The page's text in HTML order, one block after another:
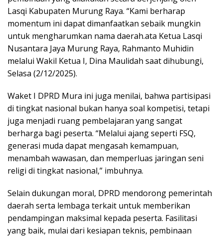
Lasqi Kabupaten Murung Raya. “Kami berharap
momentum ini dapat dimanfaatkan sebaik mungkin
untuk mengharumkan nama daerah.ata Ketua Lasqi
Nusantara Jaya Murung Raya, Rahmanto Muhidin
melalui Wakil Ketua I, Dina Maulidah saat dihubungi,
Selasa (2/12/2025).
Waket I DPRD Mura ini juga menilai, bahwa partisipasi
di tingkat nasional bukan hanya soal kompetisi, tetapi
juga menjadi ruang pembelajaran yang sangat
berharga bagi peserta. “Melalui ajang seperti FSQ,
generasi muda dapat mengasah kemampuan,
menambah wawasan, dan memperluas jaringan seni
religi di tingkat nasional,” imbuhnya.
Selain dukungan moral, DPRD mendorong pemerintah
daerah serta lembaga terkait untuk memberikan
pendampingan maksimal kepada peserta. Fasilitasi
yang baik, mulai dari kesiapan teknis, pembinaan